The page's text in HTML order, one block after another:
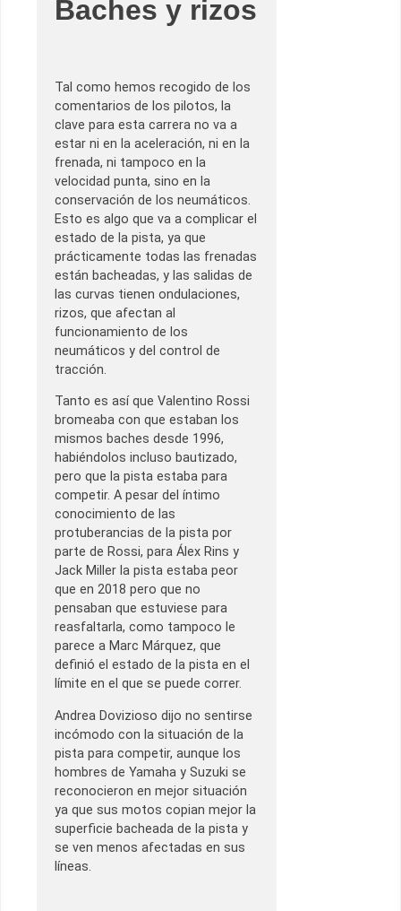
Baches y rizos
Tal como hemos recogido de los
comentarios de los pilotos, la
clave para esta carrera no va a
estar ni en la aceleración, ni en la
frenada, ni tampoco en la
velocidad punta, sino en la
conservación de los neumáticos.
Esto es algo que va a complicar el
estado de la pista, ya que
prácticamente todas las frenadas
están bacheadas, y las salidas de
las curvas tienen ondulaciones,
rizos, que afectan al
funcionamiento de los
neumáticos y del control de
tracción.
Tanto es así que Valentino Rossi
bromeaba con que estaban los
mismos baches desde 1996,
habiéndolos incluso bautizado,
pero que la pista estaba para
competir. A pesar del íntimo
conocimiento de las
protuberancias de la pista por
parte de Rossi, para Álex Rins y
Jack Miller la pista estaba peor
que en 2018 pero que no
pensaban que estuviese para
reasfaltarla, como tampoco le
parece a Marc Márquez, que
definió el estado de la pista en el
límite en el que se puede correr.
Andrea Dovizioso dijo no sentirse
incómodo con la situación de la
pista para competir, aunque los
hombres de Yamaha y Suzuki se
reconocieron en mejor situación
ya que sus motos copian mejor la
superficie bacheada de la pista y
se ven menos afectadas en sus
líneas.